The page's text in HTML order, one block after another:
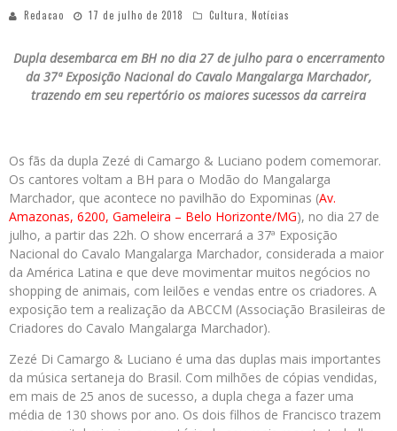
Redacao 17 de julho de 2018 Cultura Notícias
Dupla desembarca em BH no dia 27 de julho para o encerramento
da 37ª Exposição Nacional do Cavalo Mangalarga Marchador,
trazendo em seu repertório os maiores sucessos da carreira
Os fãs da dupla Zezé di Camargo & Luciano podem comemorar.
Os cantores voltam a BH para o Modão do Mangalarga
Marchador, que acontece no pavilhão do Expominas (Av.
Amazonas, 6200, Gameleira – Belo Horizonte/MG), no dia 27 de
julho, a partir das 22h. O show encerrará a 37ª Exposição
Nacional do Cavalo Mangalarga Marchador, considerada a maior
da América Latina e que deve movimentar muitos negócios no
shopping de animais, com leilões e vendas entre os criadores. A
exposição tem a realização da ABCCM (Associação Brasileiras de
Criadores do Cavalo Mangalarga Marchador).
Zezé Di Camargo & Luciano é uma das duplas mais importantes
da música sertaneja do Brasil. Com milhões de cópias vendidas,
em mais de 25 anos de sucesso, a dupla chega a fazer uma
média de 130 shows por ano. Os dois filhos de Francisco trazem